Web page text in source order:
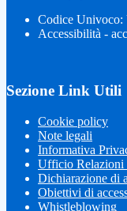
Codice
Accessibilità -
Sezione Link Utili
Cookie policy
Note legali
Informativa
Ufficio Relazioni
Dichiarazione di
Obiettivi di
Whistleblowing